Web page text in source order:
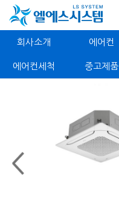
회사소개 에어컨
에어컨세척 중고제품